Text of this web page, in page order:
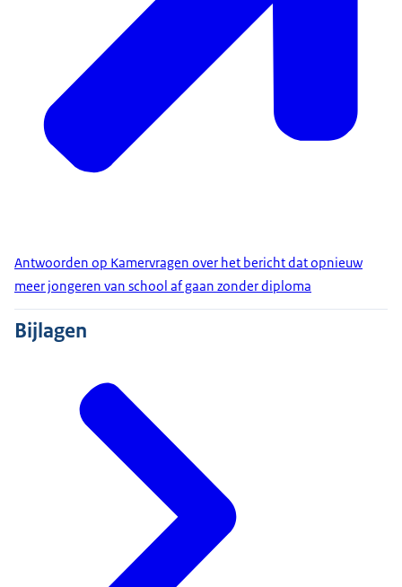
Antwoorden op Kamervragen over het bericht dat opnieuw
meer jongeren van school af gaan zonder diploma
Bijlagen